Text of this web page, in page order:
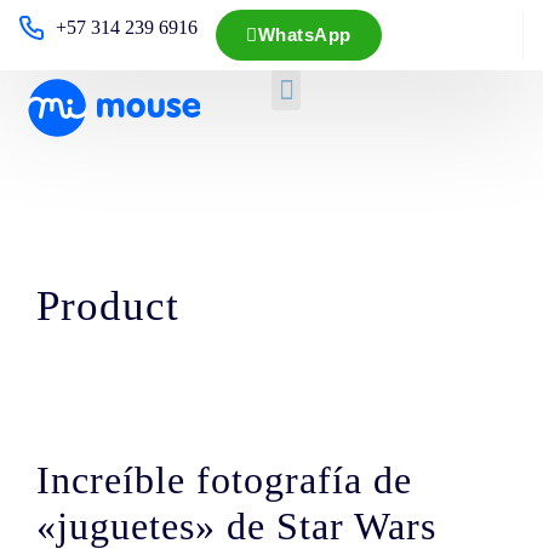
+57 314 239 6916 WhatsApp
Product
Increíble fotografía de
«juguetes» de Star Wars